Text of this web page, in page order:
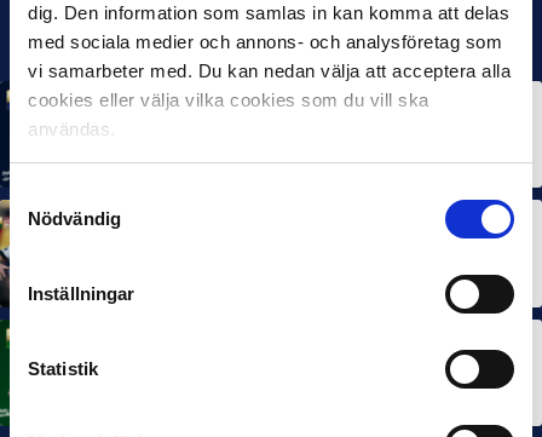
dig. Den information som samlas in kan komma att delas
med sociala medier och annons- och analysföretag som
vi samarbeter med. Du kan nedan välja att acceptera alla
cookies eller välja vilka cookies som du vill ska
användas.
Samtyckesval
Nödvändig
Inställningar
Statistik
MÅNADENS SPELARE